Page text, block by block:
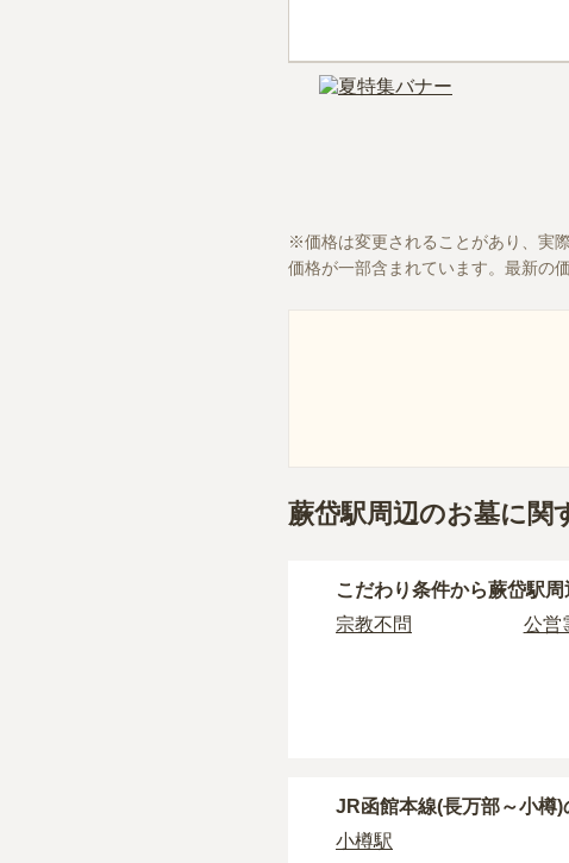
価格は変更されることがあり、実
価格が一部含まれています。最新の
蕨岱駅周辺のお墓に関
こだわり条件から蕨岱駅周
宗教不問
公営
JR函館本線(長万部～小樽)
小樽駅